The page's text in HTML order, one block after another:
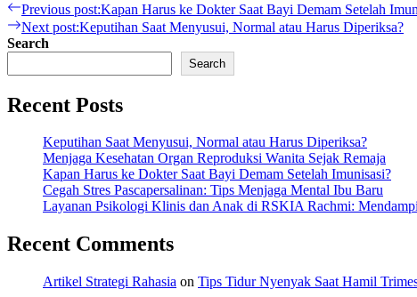
Previous post:Kapan Harus ke Dokter Saat Bayi Demam Setelah
Next post:Keputihan Saat Menyusui, Normal atau Harus Diperiksa?
Search
Search
Recent Posts
Keputihan Saat Menyusui, Normal atau Harus Diperiksa?
Menjaga Kesehatan Organ Reproduksi Wanita Sejak Remaja
Kapan Harus ke Dokter Saat Bayi Demam Setelah Imunisasi?
Cegah Stres Pascapersalinan: Tips Menjaga Mental Ibu Baru
Layanan Psikologi Klinis dan Anak di RSKIA Rachmi:
Recent Comments
Artikel Strategi Rahasia on Tips Tidur Nyenyak Saat Hamil